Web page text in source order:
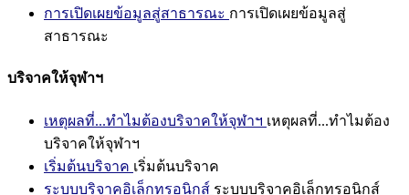
การเปิดเผยข้อมูลสู่สาธารณะ การเปิดเผยข้อมูลสู่
สาธารณะ
บริจาคให้จุฬาฯ
เหตุผลที่...ทำไมต้องบริจาคให้จุฬาฯ เหตุผลที่...ทำไมต้อง
บริจาคให้จุฬาฯ
เริ่มต้นบริจาค เริ่มต้นบริจาค
ระบบบริจาคอิเล็กทรอนิกส์ ระบบบริจาคอิเล็กทรอนิกส์